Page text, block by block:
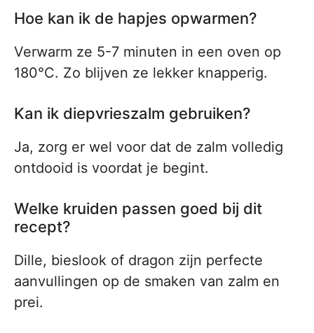
Hoe kan ik de hapjes opwarmen?
Verwarm ze 5-7 minuten in een oven op
180°C. Zo blijven ze lekker knapperig.
Kan ik diepvrieszalm gebruiken?
Ja, zorg er wel voor dat de zalm volledig
ontdooid is voordat je begint.
Welke kruiden passen goed bij dit
recept?
Dille, bieslook of dragon zijn perfecte
aanvullingen op de smaken van zalm en
prei.